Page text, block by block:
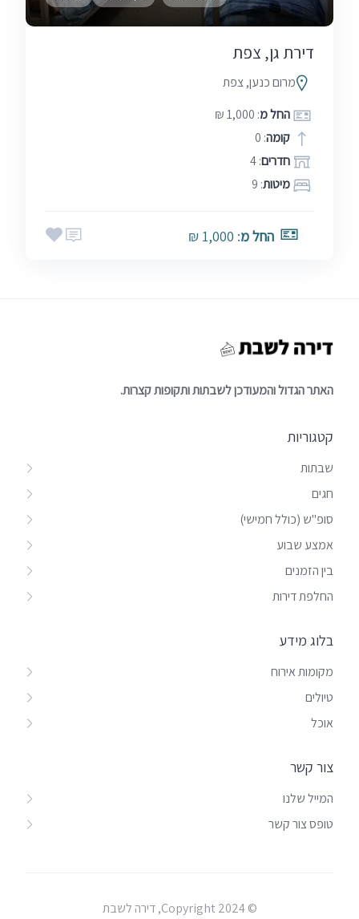
דירת גן, צפת
מרום כנען, צפת
החל מ: 1,000 ₪
קומה: 0
חדרים: 4
מיטות: 9
החל מ: 1,000 ₪
האתר הגדול והמעודכן לשבתות ותקופות קצרות.
קטגוריות
שבתות
חגים
סופ"ש (כולל חמישי)
אמצע שבוע
בין הזמנים
החלפת דירות
בלוג מידע
מקומות אירוח
טיולים
אוכל
צור קשר
המייל שלנו
טופס צור קשר
© Copyright 2024, דירה לשבת